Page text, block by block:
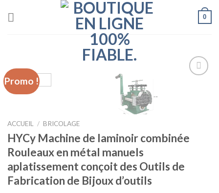
0
Promo !
ACCUEIL / BRICOLAGE
HYCy Machine de laminoir combinée
Rouleaux en métal manuels
aplatissement conçoit des Outils de
Fabrication de Bijoux d’outils